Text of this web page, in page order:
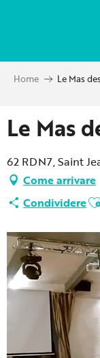
principal
Home Le Mas
Le Mas
62 RDN7, Saint
Come arrivare
Condividere